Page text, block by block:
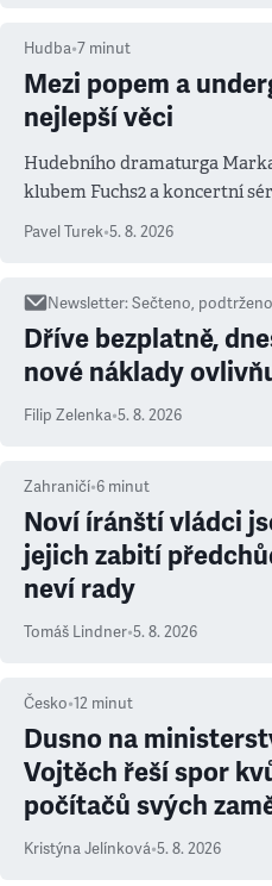
Hudba•7 minut
Mezi popem a
nejlepší věci
Hudebního dramaturga
klubem Fuchs2 a koncertní
ale atmosféra
Pavel Turek•5. 8. 2026
Newsletter:Sečteno, podtrženo
Dříve bezplatně,
nové náklady
Filip Zelenka•5. 8. 2026
Zahraničí•6 minut
Noví íránští vládci
jejich zabití
neví rady
Tomáš Lindner•5. 8. 2026
Česko•12 minut
Dusno na
Vojtěch řeší spor
počítačů svých
Kristýna Jelínková•5. 8. 2026